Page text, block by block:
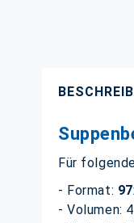
Für
- Format:
- Volumen: